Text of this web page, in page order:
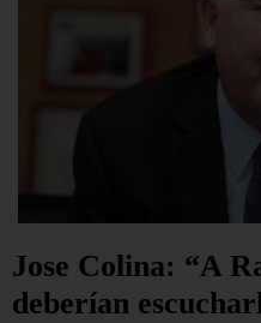
Jose Colina: “A
deberían